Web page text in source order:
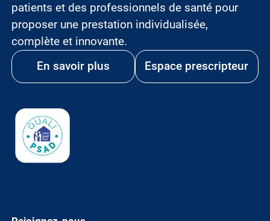
patients et des professionnels de santé pour
proposer une prestation individualisée,
complète et innovante.
En savoir plus
Espace prescripteur
Image